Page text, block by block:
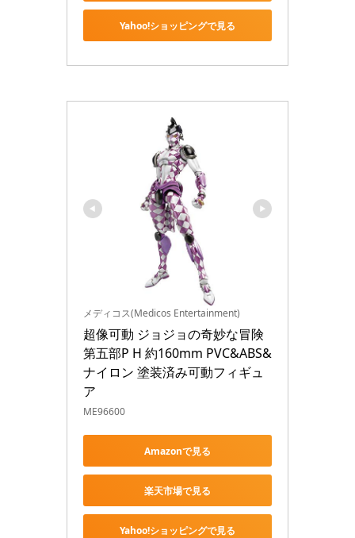
Yahoo!ショッピングで見る
メディコス(Medicos Entertainment)
超像可動 ジョジョの奇妙な冒険
第五部P H 約160mm PVC&ABS&
ナイロン 塗装済み可動フィギュ
ア
ME96600
Amazonで見る
楽天市場で見る
Yahoo!ショッピングで見る